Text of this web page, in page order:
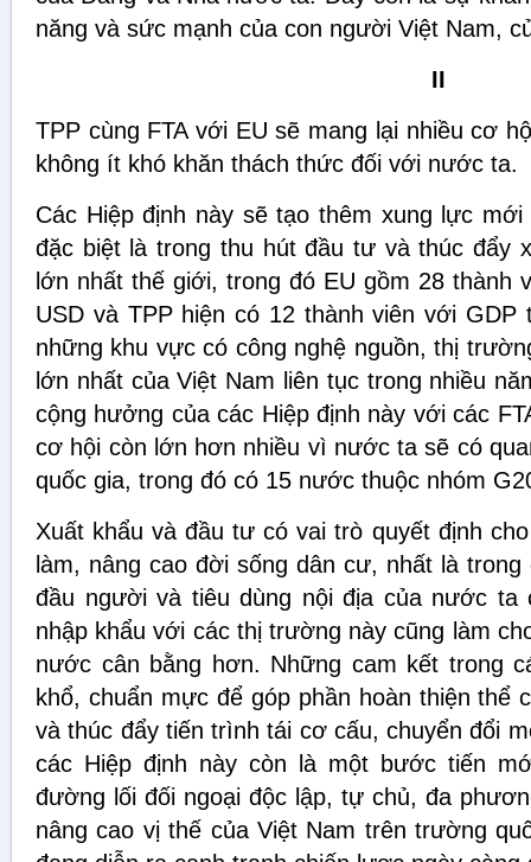
năng và sức mạnh của con người Việt Nam,
II
TPP cùng FTA với EU sẽ mang lại nhiều cơ
không ít khó khăn thách thức đối với nước ta.
Các Hiệp định này sẽ tạo thêm xung lực
đặc biệt là trong thu hút đầu tư và thúc đẩy
lớn nhất thế giới, trong đó EU gồm 28 thành
USD và TPP hiện có 12 thành viên với
những khu vực có công nghệ nguồn, thị
lớn nhất của Việt Nam liên tục trong nhiều
cộng hưởng của các Hiệp định này với các
cơ hội còn lớn hơn nhiều vì nước ta sẽ có
quốc gia, trong đó có 15 nước thuộc nhóm
Xuất khẩu và đầu tư có vai trò quyết định
làm, nâng cao đời sống dân cư, nhất là
đầu người và tiêu dùng nội địa của nước ta
nhập khẩu với các thị trường này cũng làm
nước cân bằng hơn. Những cam kết trong
khổ, chuẩn mực để góp phần hoàn thiện thể
và thúc đẩy tiến trình tái cơ cấu, chuyển đổi
các Hiệp định này còn là một bước tiến
đường lối đối ngoại độc lập, tự chủ, đa
nâng cao vị thế của Việt Nam trên trường